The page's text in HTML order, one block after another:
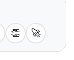
👏 🚀